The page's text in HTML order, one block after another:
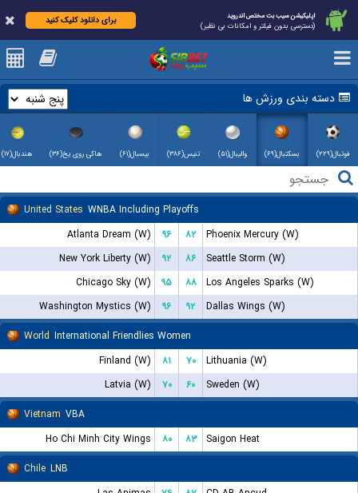
اپلیکیشن سیب بت مختص اندروید
(دسترسی بدون فیلتر و امکانات بی نظیر)
برای دانلود کلیک کنید
دسته بندی ورزش ها
فوتبال(۲۲۹) بسکتبال(۶۹) والیبال(۵۱) تنیس(۳۸۶) بیسبال(۶۱) هاکی روی یخ(۳۶) هندبال(۱۷)
United States WNBA Including Playoffs
Atlanta Dream (W)
۹۶ ۸۲
Phoenix Mercury (W)
New York Liberty (W)
۹۲ ۸۶
Seattle Storm (W)
Chicago Sky (W)
۹۵ ۸۸
Los Angeles Sparks (W)
Washington Mystics (W)
۹۶ ۹۲
Dallas Wings (W)
World International Friendlies Women
Finland (W)
۸۱ ۷۰
Lithuania (W)
Latvia (W)
۷۰ ۶۰
Sweden (W)
Vietnam VBA
Ho Chi Minh City Wings
۸۰ ۸۳
Saigon Heat
Chile LNB